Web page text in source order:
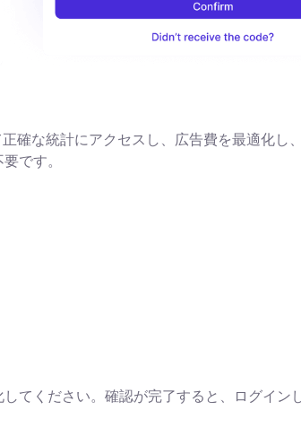
確な統計にアクセスし、広告費を最適化し
です。
ください。確認が完了すると、ログイン